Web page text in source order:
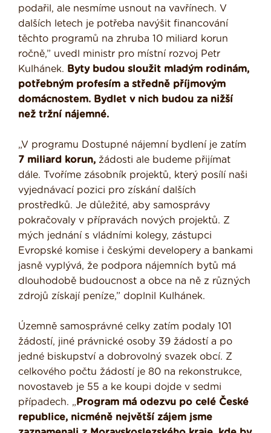
podařil, ale nesmíme usnout na vavřínech. V
dalších letech je potřeba navýšit financování
těchto programů na zhruba 10 miliard korun
ročně,” uvedl ministr pro místní rozvoj Petr
Kulhánek. Byty budou sloužit mladým rodinám,
potřebným profesím a středně příjmovým
domácnostem. Bydlet v nich budou za nižší
než tržní nájemné.
„V programu Dostupné nájemní bydlení je zatím
7 miliard korun, žádosti ale budeme přijímat
dále. Tvoříme zásobník projektů, který posílí naši
vyjednávací pozici pro získání dalších
prostředků. Je důležité, aby samosprávy
pokračovaly v přípravách nových projektů. Z
mých jednání s vládními kolegy, zástupci
Evropské komise i českými developery a bankami
jasně vyplývá, že podpora nájemních bytů má
dlouhodobě budoucnost a obce na ně z různých
zdrojů získají peníze,” doplnil Kulhánek.
Územně samosprávné celky zatím podaly 101
žádostí, jiné právnické osoby 39 žádostí a po
jedné biskupství a dobrovolný svazek obcí. Z
celkového počtu žádostí je 80 na rekonstrukce,
novostaveb je 55 a ke koupi dojde v sedmi
případech. „Program má odezvu po celé České
republice, nicméně největší zájem jsme